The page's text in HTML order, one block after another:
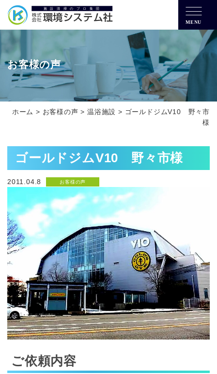
MENU
お客様の声
ホーム > お客様の声 > 温浴施設 > ゴールドジムV10 野々市
様
ゴールドジムV10 野々市様
2011.04.8 お客様の声
ご依頼内容